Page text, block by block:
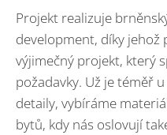
Projekt realizuje
development, díky
výjimečný projekt, který
požadavky. Už je téměř
detaily, vybíráme
bytů, kdy nás oslovují